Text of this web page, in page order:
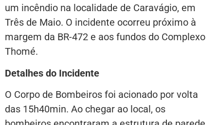
um incêndio na localidade de Caravágio, em
Três de Maio. O incidente ocorreu próximo à
margem da BR-472 e aos fundos do Complexo
Thomé.
Detalhes do Incidente
O Corpo de Bombeiros foi acionado por volta
das 15h40min. Ao chegar ao local, os